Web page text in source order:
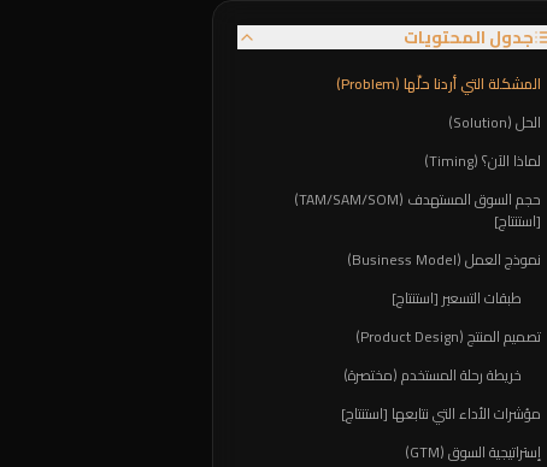
جدول المحتويات
المشكلة التي أردنا حلّها (Problem)
الحل (Solution)
لماذا الآن؟ (Timing)
حجم السوق المستهدف (TAM/SAM/SOM)
[استنتاج]
نموذج العمل (Business Model)
طبقات التسعير [استنتاج]
تصميم المنتج (Product Design)
خريطة رحلة المستخدم (مختصرة)
مؤشرات الأداء التي نتابعها [استنتاج]
إستراتيجية السوق (GTM)